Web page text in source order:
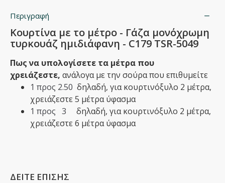
Περιγραφή
Κουρτίνα με το μέτρο - Γάζα μονόχρωμη
τυρκουάζ ημιδιάφανη - C179 TSR-5049
Πως να υπολογίσετε τα μέτρα που
χρειάζεστε, ανάλογα με την σούρα που επιθυμείτε
1 προς 2.50 δηλαδή, ​για κουρτινόξυλο 2 μέτρα,
χρειάζεστε 5 μέτρα ύφασμα
1 προς 3 δηλαδή,​ για κουρτινόξυλο 2 μέτρα,
χρειάζεστε 6 μέτρα ύφασμα
ΔΕΙΤΕ ΕΠΙΣΗΣ